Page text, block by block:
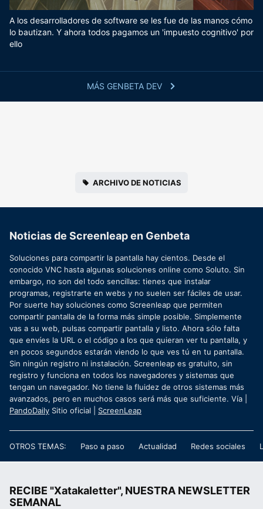
MÁS GENBETA DEV
A los desarrolladores de software se les fue de las manos cómo
lo bautizan. Y ahora todos pagamos un 'impuesto cognitivo' por
ello
ARCHIVO DE NOTICIAS
Noticias de Screenleap en Genbeta
Soluciones para compartir la pantalla hay cientos. Desde el
conocido VNC hasta algunas soluciones online como Soluto. Sin
embargo, no son del todo sencillas: tienes que instalar
programas, registrarte en webs y no suelen ser fáciles de usar.
Por suerte hay soluciones como Screenleap que permiten
compartir pantalla de la forma más simple posible. Simplemente
vas a su web, pulsas compartir pantalla y listo. Ahora sólo falta
que envíes la URL o el código a los que quieran ver tu pantalla, y
en pocos segundos estarán viendo lo que ves tú en tu pantalla.
Sin ningún registro ni instalación. Screenleap es gratuito, sin
registro y funciona en todos los navegadores y sistemas que
tengan un navegador. No tiene la fluidez de otros sistemas más
avanzados, pero en muchos casos será más que suficiente. Vía |
PandoDaily Sitio oficial | ScreenLeap
OTROS TEMAS: Paso a paso Actualidad Redes sociales
RECIBE "Xatakaletter", NUESTRA NEWSLETTER
SEMANAL